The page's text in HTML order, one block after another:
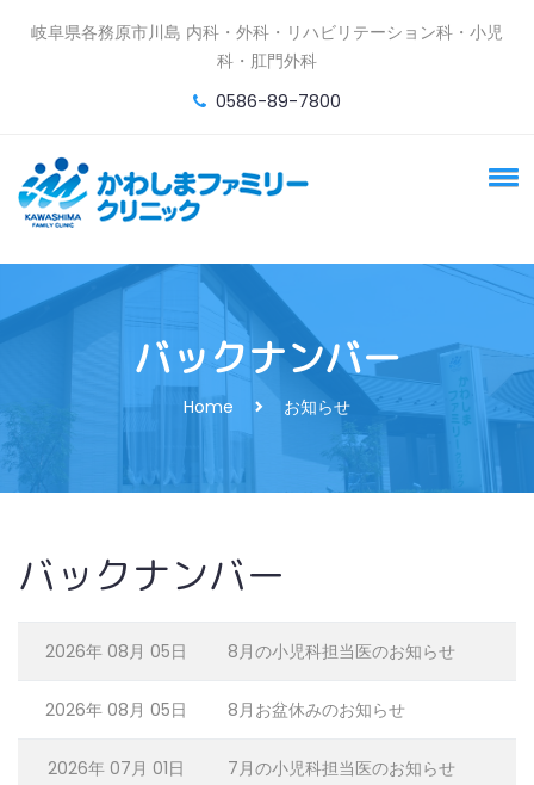
岐阜県各務原市川島 内科・外科・リハビリテーション科・小児
科・肛門外科
0586-89-7800
バックナンバー
Home お知らせ
バックナンバー
2026年 08月 05日 8月の小児科担当医のお知らせ
2026年 08月 05日 8月お盆休みのお知らせ
2026年 07月 01日 7月の小児科担当医のお知らせ